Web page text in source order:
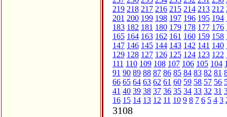
219 218 217 216 215 214 213 212
201 200 199 198 197 196 195 194
183 182 181 180 179 178 177 176
165 164 163 162 161 160 159 158
147 146 145 144 143 142 141 140
129 128 127 126 125 124 123 122
111 110 109 108 107 106 105 104
91 90 89 88 87 86 85 84 83 82 81
66 65 64 63 62 61 60 59 58 57 56
41 40 39 38 37 36 35 34 33 32 31
16 15 14 13 12 11 10 9 8 7 6 5 4 3
3108